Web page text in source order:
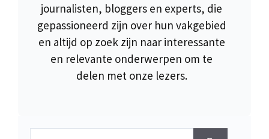
journalisten, bloggers en experts, die
gepassioneerd zijn over hun vakgebied
en altijd op zoek zijn naar interessante
en relevante onderwerpen om te
delen met onze lezers.